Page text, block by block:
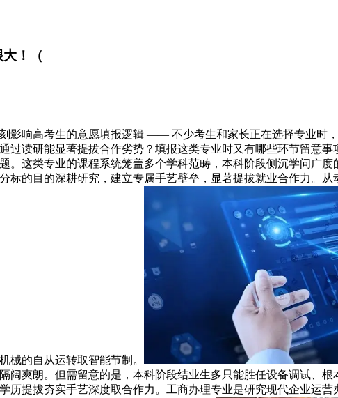
！（
响高考生的意愿填报逻辑 —— 不少考生和家长正在选择专业时，
过读研能显著提拔合作劣势？填报这类专业时又有哪些环节留意
。这类专业的课程系统笼盖多个学科范畴，本科阶段侧沉学问广
标的目的深耕研究，建立专属手艺壁垒，显著提拔就业合作力。
械的自从运转取智能节制。
阔爽朗。但需留意的是，本科阶段结业生多只能胜任设备调试、
历提拔夯实手艺深度取合作力。工商办理专业是研究现代企业运